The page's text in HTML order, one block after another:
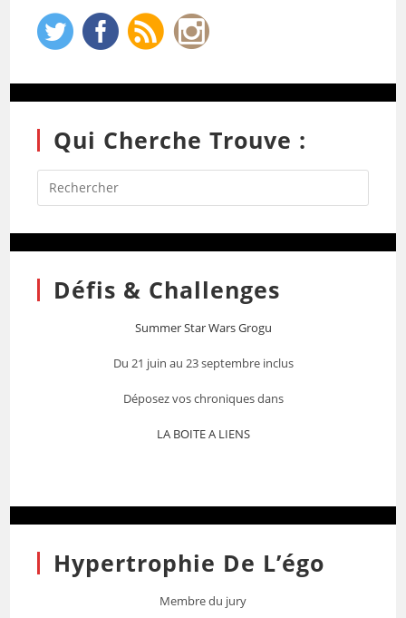
Qui Cherche Trouve :
Défis & Challenges
Summer Star Wars Grogu
Du 21 juin au 23 septembre inclus
Déposez vos chroniques dans
LA BOITE A LIENS
Hypertrophie De L’égo
Membre du jury